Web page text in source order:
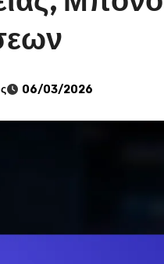
06/03/2026